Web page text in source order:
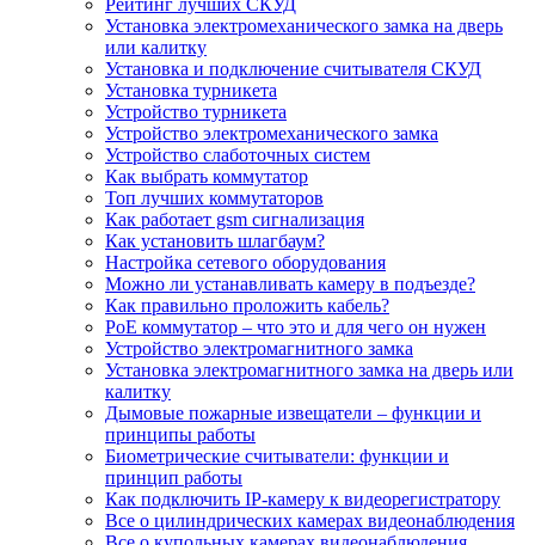
Рейтинг лучших СКУД
Установка электромеханического замка на дверь
или калитку
Установка и подключение считывателя СКУД
Установка турникета
Устройство турникета
Устройство электромеханического замка
Устройство слаботочных систем
Как выбрать коммутатор
Топ лучших коммутаторов
Как работает gsm сигнализация
Как установить шлагбаум?
Настройка сетевого оборудования
Можно ли устанавливать камеру в подъезде?
Как правильно проложить кабель?
PoE коммутатор – что это и для чего он нужен
Устройство электромагнитного замка
Установка электромагнитного замка на дверь или
калитку
Дымовые пожарные извещатели – функции и
принципы работы
Биометрические считыватели: функции и
принцип работы
Как подключить IP-камеру к видеорегистратору
Все о цилиндрических камерах видеонаблюдения